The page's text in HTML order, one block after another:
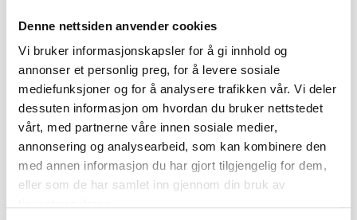
Denne nettsiden anvender cookies
Vi bruker informasjonskapsler for å gi innhold og
annonser et personlig preg, for å levere sosiale
mediefunksjoner og for å analysere trafikken vår. Vi deler
dessuten informasjon om hvordan du bruker nettstedet
vårt, med partnerne våre innen sosiale medier,
annonsering og analysearbeid, som kan kombinere den
med annen informasjon du har gjort tilgjengelig for dem,
eller som de har samlet inn gjennom din bruk av